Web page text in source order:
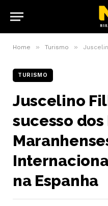
Home » Turismo » Juscelino Filho
TURISMO
Juscelino
sucesso
na Espanha